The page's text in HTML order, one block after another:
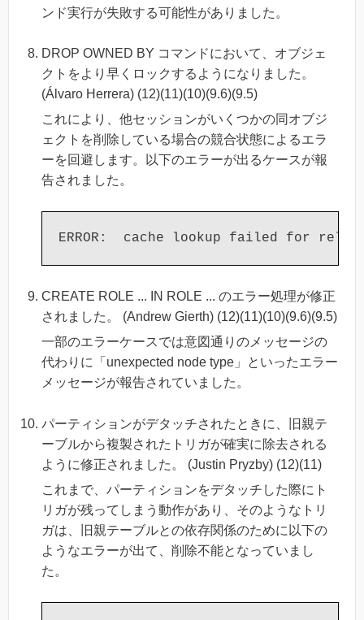
ンド実行が失敗する可能性がありました。
DROP OWNED BY コマンドにおいて、オブジェ
クトをより早くロックするようになりました。
(Álvaro Herrera) (12)(11)(10)(9.6)(9.5)
これにより、他セッションがいくつかの同オブジ
ェクトを削除している場合の競合状態によるエラ
ーを回避します。以下のエラーが出るケースが報
告されました。
CREATE ROLE ... IN ROLE ... のエラー処理が修正
されました。 (Andrew Gierth) (12)(11)(10)(9.6)(9.5)
一部のエラーケースでは意図通りのメッセージの
代わりに「unexpected node type」といったエラー
メッセージが報告されていました。
パーティションがデタッチされたときに、旧親テ
ーブルから複製されたトリガが確実に除去される
ように修正されました。 (Justin Pryzby) (12)(11)
これまで、パーティションをデタッチした際にト
リガが残ってしまう動作があり、そのようなトリ
ガは、旧親テーブルとの依存関係のために以下の
ようなエラーが出て、削除不能となっていまし
た。